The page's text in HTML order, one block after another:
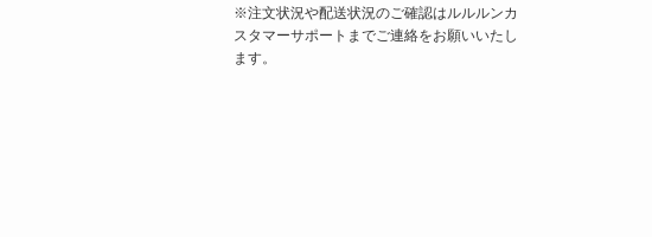
※注文状況や配送状況のご確認はルルルンカ
スタマーサポートまでご連絡をお願いいたし
ます。